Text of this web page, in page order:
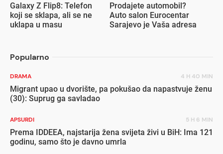
Galaxy Z Flip8: Telefon
koji se sklapa, ali se ne
uklapa u masu
Prodajete automobil?
Auto salon Eurocentar
Sarajevo je Vaša adresa
Popularno
DRAMA 4 H 40 MIN
Migrant upao u dvorište, pa pokušao da napastvuje ženu
(30): Suprug ga savladao
APSURDI 5 H 6 MIN
Prema IDDEEA, najstarija žena svijeta živi u BiH: Ima 121
godinu, samo što je davno umrla